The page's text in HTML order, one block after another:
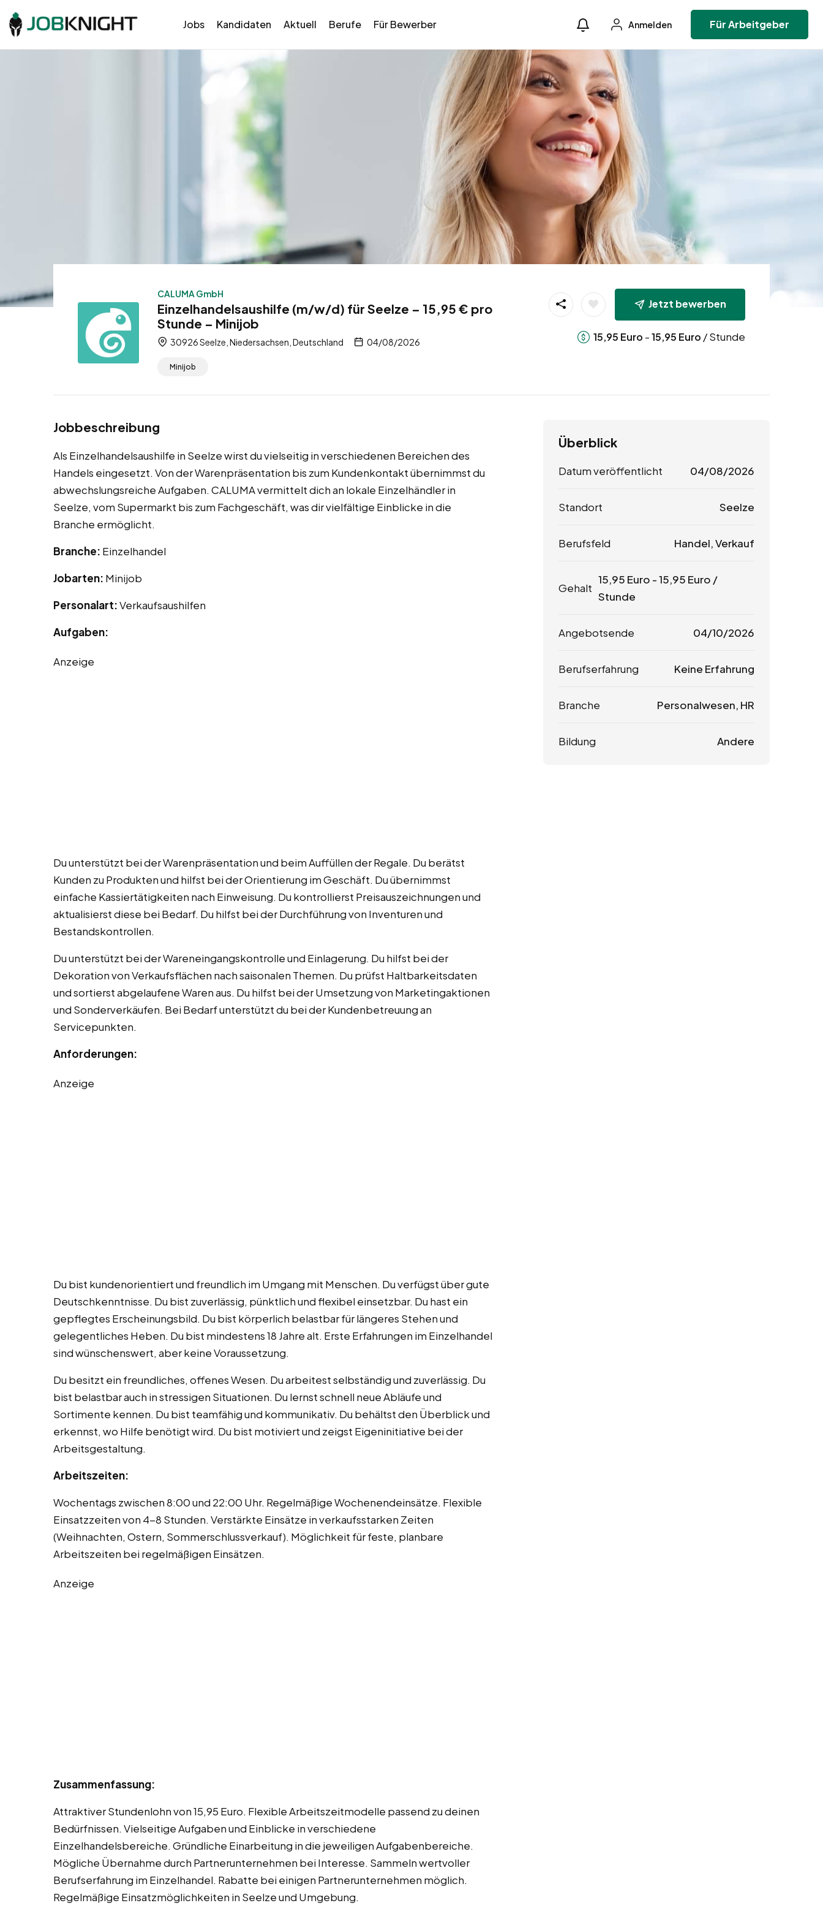
Jobs Kandidaten Aktuell Berufe Für Bewerber Anmelden Für Arbeitgeber
CALUMA GmbH
Einzelhandelsaushilfe (m/w/d) für Seelze – 15,95 € pro
Stunde – Minijob
30926 Seelze, Niedersachsen, Deutschland 04/08/2026
Minijob
Jetzt bewerben
15,95 Euro -15,95 Euro / Stunde
Jobbeschreibung
Als Einzelhandelsaushilfe in Seelze wirst du vielseitig in verschiedenen Bereichen des
Handels eingesetzt. Von der Warenpräsentation bis zum Kundenkontakt übernimmst du
abwechslungsreiche Aufgaben. CALUMA vermittelt dich an lokale Einzelhändler in
Seelze, vom Supermarkt bis zum Fachgeschäft, was dir vielfältige Einblicke in die
Branche ermöglicht.
Branche: Einzelhandel
Jobarten: Minijob
Personalart:Verkaufsaushilfen
Aufgaben:
Anzeige
Du unterstützt bei der Warenpräsentation und beim Auffüllen der Regale. Du berätst
Kunden zu Produkten und hilfst bei der Orientierung im Geschäft. Du übernimmst
einfache Kassiertätigkeiten nach Einweisung. Du kontrollierst Preisauszeichnungen und
aktualisierst diese bei Bedarf. Du hilfst bei der Durchführung von Inventuren und
Bestandskontrollen.
Du unterstützt bei der Wareneingangskontrolle und Einlagerung. Du hilfst bei der
Dekoration von Verkaufsflächen nach saisonalen Themen. Du prüfst Haltbarkeitsdaten
und sortierst abgelaufene Waren aus. Du hilfst bei der Umsetzung von Marketingaktionen
und Sonderverkäufen. Bei Bedarf unterstützt du bei der Kundenbetreuung an
Servicepunkten.
Anforderungen:
Anzeige
Du bist kundenorientiert und freundlich im Umgang mit Menschen. Du verfügst über gute
Deutschkenntnisse. Du bist zuverlässig, pünktlich und flexibel einsetzbar. Du hast ein
gepflegtes Erscheinungsbild. Du bist körperlich belastbar für längeres Stehen und
gelegentliches Heben. Du bist mindestens 18 Jahre alt. Erste Erfahrungen im Einzelhandel
sind wünschenswert, aber keine Voraussetzung.
Du besitzt ein freundliches, offenes Wesen. Du arbeitest selbständig und zuverlässig. Du
bist belastbar auch in stressigen Situationen. Du lernst schnell neue Abläufe und
Sortimente kennen. Du bist teamfähig und kommunikativ. Du behältst den Überblick und
erkennst, wo Hilfe benötigt wird. Du bist motiviert und zeigst Eigeninitiative bei der
Arbeitsgestaltung.
Arbeitszeiten:
Wochentags zwischen 8:00 und 22:00 Uhr. Regelmäßige Wochenendeinsätze. Flexible
Einsatzzeiten von 4-8 Stunden. Verstärkte Einsätze in verkaufsstarken Zeiten
(Weihnachten, Ostern, Sommerschlussverkauf). Möglichkeit für feste, planbare
Arbeitszeiten bei regelmäßigen Einsätzen.
Anzeige
Zusammenfassung:
Attraktiver Stundenlohn von 15,95 Euro. Flexible Arbeitszeitmodelle passend zu deinen
Bedürfnissen. Vielseitige Aufgaben und Einblicke in verschiedene
Einzelhandelsbereiche. Gründliche Einarbeitung in die jeweiligen Aufgabenbereiche.
Mögliche Übernahme durch Partnerunternehmen bei Interesse. Sammeln wertvoller
Berufserfahrung im Einzelhandel. Rabatte bei einigen Partnerunternehmen möglich.
Regelmäßige Einsatzmöglichkeiten in Seelze und Umgebung.
Überblick
Datum veröffentlicht 04/08/2026
Standort Seelze
Berufsfeld Handel, Verkauf
Gehalt
15,95 Euro -15,95 Euro /
Stunde
Angebotsende 04/10/2026
Berufserfahrung Keine Erfahrung
Branche Personalwesen, HR
Bildung Andere